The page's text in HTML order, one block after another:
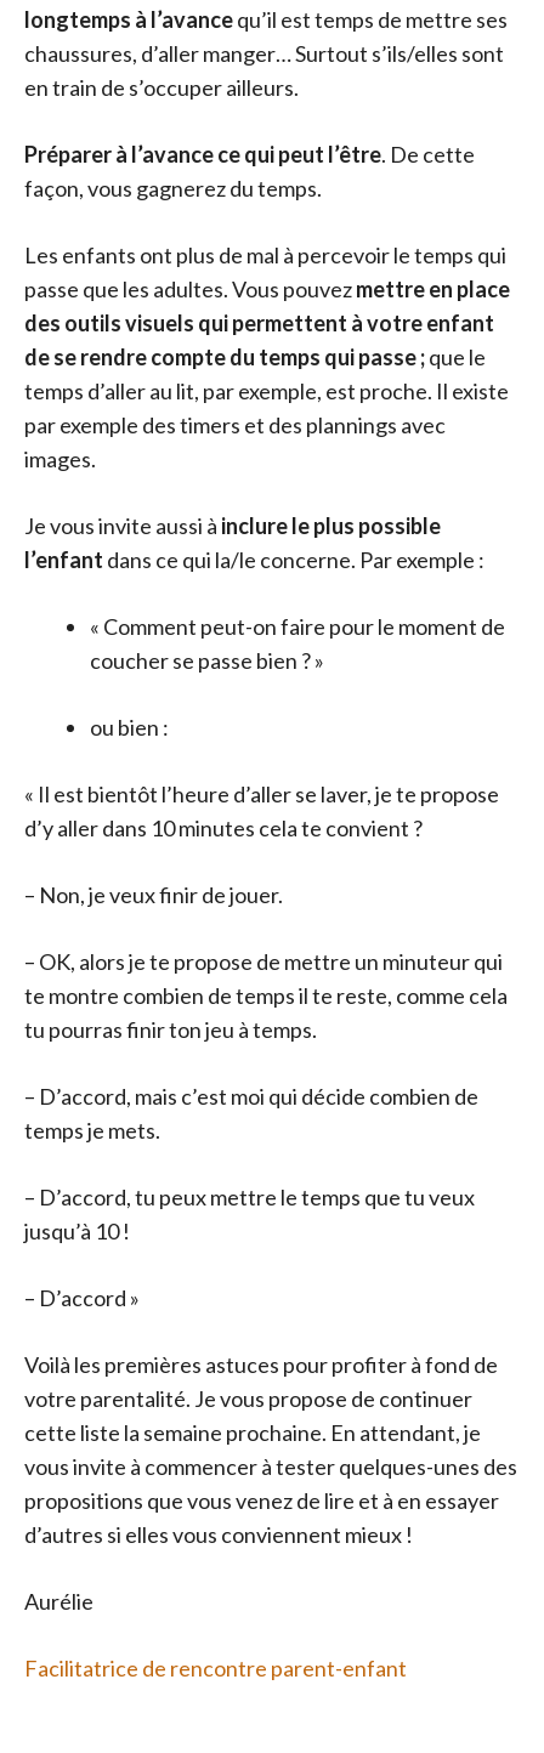
longtemps à l’avancequ’il est temps de mettre ses
chaussures, d’aller manger… Surtout s’ils/elles sont
en train de s’occuper ailleurs.
Préparer à l’avance ce qui peut l’être. De cette
façon, vous gagnerez du temps.
Les enfants ont plus de mal à percevoir le temps qui
passe que les adultes. Vous pouvezmettre en place
des outils visuels qui permettent à votre enfant
de se rendre compte du temps qui passe ;que le
temps d’aller au lit, par exemple, est proche. Il existe
par exemple des timers et des plannings avec
images.
Je vous invite aussi à inclure le plus possible
l’enfant dans ce qui la/le concerne. Par exemple :
« Comment peut-on faire pour le moment de
coucher se passe bien ? »
ou bien :
« Il est bientôt l’heure d’aller se laver, je te propose
d’y aller dans 10 minutes cela te convient ?
– Non, je veux finir de jouer.
– OK, alors je te propose de mettre un minuteur qui
te montre combien de temps il te reste, comme cela
tu pourras finir ton jeu à temps.
– D’accord, mais c’est moi qui décide combien de
temps je mets.
– D’accord, tu peux mettre le temps que tu veux
jusqu’à 10 !
– D’accord »
Voilà les premières astuces pour profiter à fond de
votre parentalité. Je vous propose de continuer
cette liste la semaine prochaine. En attendant, je
vous invite à commencer à tester quelques-unes des
propositions que vous venez de lire et à en essayer
d’autres si elles vous conviennent mieux !
Aurélie
Facilitatrice de rencontre parent-enfant